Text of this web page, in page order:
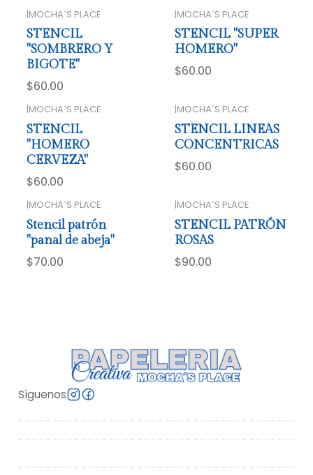
|MOCHA´S PLACE
STENCIL
"SOMBRERO Y
BIGOTE"
$60.00
|MOCHA´S PLACE
STENCIL "SUPER
HOMERO"
$60.00
|MOCHA´S PLACE
STENCIL
"HOMERO
CERVEZA"
$60.00
|MOCHA´S PLACE
STENCIL LINEAS
CONCENTRICAS
$60.00
|MOCHA´S PLACE
Stencil patrón
"panal de abeja"
$70.00
|MOCHA´S PLACE
STENCIL PATRÓN
ROSAS
$90.00
Síguenos